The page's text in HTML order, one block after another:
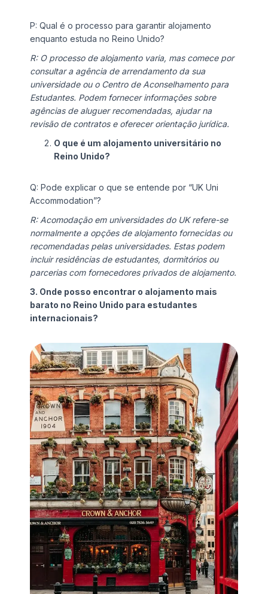
P: Qual é o processo para garantir alojamento
enquanto estuda no Reino Unido?
R: O processo de alojamento varia, mas comece por
consultar a agência de arrendamento da sua
universidade ou o Centro de Aconselhamento para
Estudantes. Podem fornecer informações sobre
agências de aluguer recomendadas, ajudar na
revisão de contratos e oferecer orientação jurídica.
O que é um alojamento universitário no
Reino Unido?
Q: Pode explicar o que se entende por “UK Uni
Accommodation”?
R: Acomodação em universidades do UK refere-se
normalmente a opções de alojamento fornecidas ou
recomendadas pelas universidades. Estas podem
incluir residências de estudantes, dormitórios ou
parcerias com fornecedores privados de alojamento.
3. Onde posso encontrar o alojamento mais
barato no Reino Unido para estudantes
internacionais?